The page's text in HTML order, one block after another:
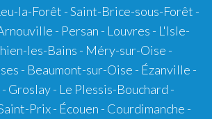
la-Forêt - Saint-Brice-sous-Forêt -
- Persan - Louvres - L'Isle-
les-Bains - Méry-sur-Oise -
- Beaumont-sur-Oise - Ézanville -
- Groslay - Le Plessis-Bouchard -
Prix - Écouen - Courdimanche -